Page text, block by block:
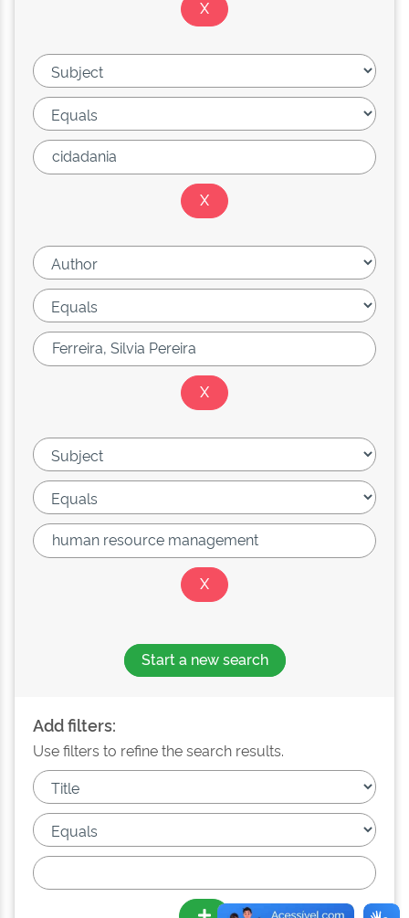
Start a new search
Add filters:
Use filters to refine the search results.